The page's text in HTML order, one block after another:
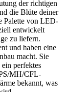
der richtigen
die Blüte deiner
Palette von LED-
entwickelt
zu liefern.
und haben eine
macht. Sie
perfektes
MH/CFL-
bekannt, was